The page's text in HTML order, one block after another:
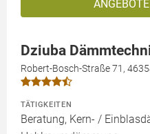
Dziuba
Robert-Bosch-Straße 71,
TÄTIGKEITEN
Beratung, Kern- /